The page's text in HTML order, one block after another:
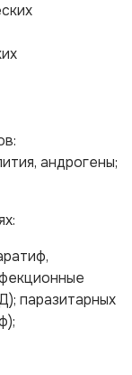
андрогены;
паразитарных